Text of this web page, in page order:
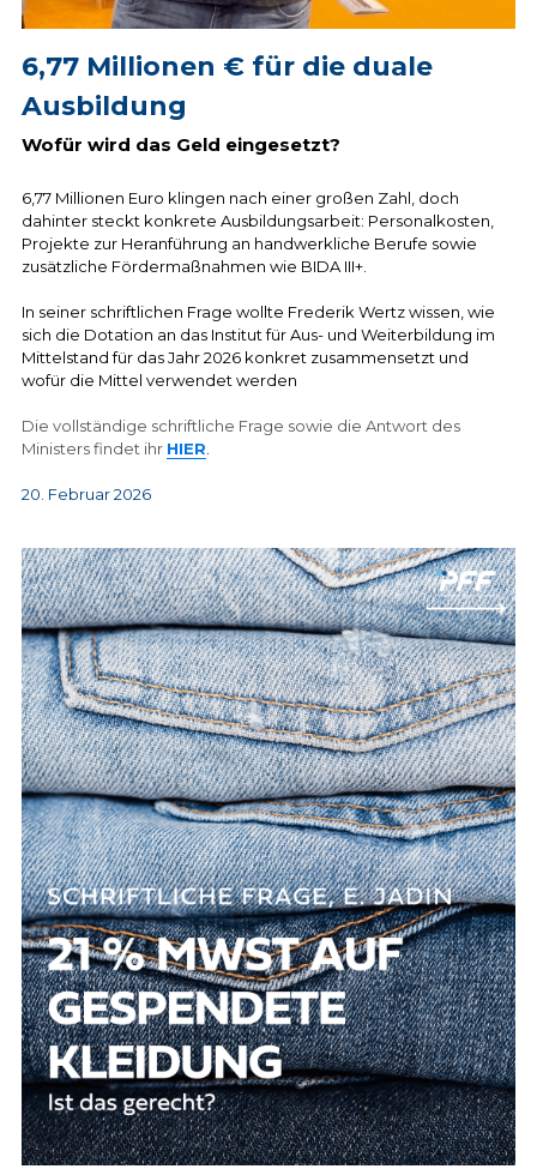
6,77 Millionen € für die duale
Ausbildung
Wofür wird das Geld eingesetzt?
6,77 Millionen Euro klingen nach einer großen Zahl, doch
dahinter steckt konkrete Ausbildungsarbeit: Personalkosten,
Projekte zur Heranführung an handwerkliche Berufe sowie
zusätzliche Fördermaßnahmen wie BIDA III+.
In seiner schriftlichen Frage wollte Frederik Wertz wissen, wie
sich die Dotation an das Institut für Aus- und Weiterbildung im
Mittelstand für das Jahr 2026 konkret zusammensetzt und
wofür die Mittel verwendet werden
Die vollständige schriftliche Frage sowie die Antwort des
Ministers findet ihr HIER.
20. Februar 2026